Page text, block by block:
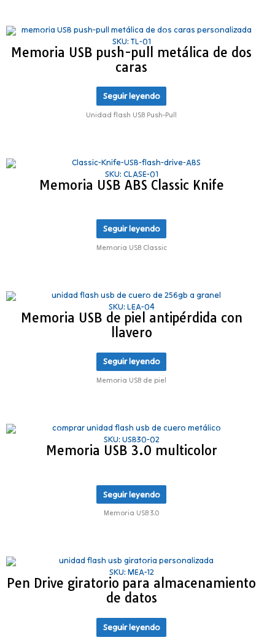
SKU: TL-01
Memoria USB push-pull metálica de dos
caras
Seguir leyendo
Unidad flash USB Push-Pull
SKU: CLASE-01
Memoria USB ABS Classic Knife
Seguir leyendo
Memoria USB Classic
SKU: LEA-04
Memoria USB de piel antipérdida con
llavero
Seguir leyendo
Memoria USB de piel
SKU: USB30-02
Memoria USB 3.0 multicolor
Seguir leyendo
Memoria USB 3.0
SKU: MEA-12
Pen Drive giratorio para almacenamiento
de datos
Seguir leyendo